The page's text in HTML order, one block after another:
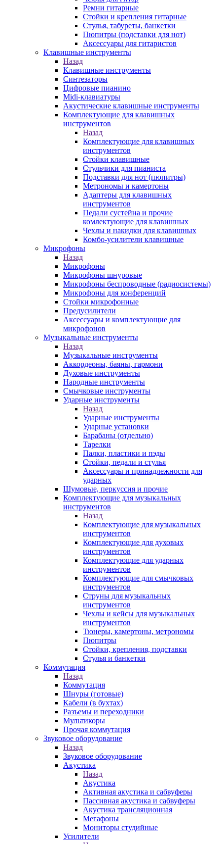
Ремни гитарные
Стойки и крепления гитарные
Стулья, табуреты, банкетки
Пюпитры (подставки для нот)
Аксессуары для гитаристов
Клавишные инструменты
Назад
Клавишные инструменты
Синтезаторы
Цифровые пианино
Midi-клавиатуры
Акустические клавишные инструменты
Комплектующие для клавишных
инструментов
Назад
Комплектующие для клавишных
инструментов
Стойки клавишные
Стульчики для пианиста
Подставки для нот (пюпитры)
Метрономы и камертоны
Адаптеры для клавишных
инструментов
Педали сустейна и прочие
комлектующие для клавишных
Чехлы и накидки для клавишных
Комбо-усилители клавишные
Микрофоны
Назад
Микрофоны
Микрофоны шнуровые
Микрофоны беспроводные (радиосистемы)
Микрофоны для конференций
Стойки микрофонные
Предусилители
Аксессуары и комплектующие для
микрофонов
Музыкальные инструменты
Назад
Музыкальные инструменты
Аккордеоны, баяны, гармони
Духовые инструменты
Народные инструменты
Смычковые инструменты
Ударные инструменты
Назад
Ударные инструменты
Ударные установки
Барабаны (отдельно)
Тарелки
Палки, пластики и пэды
Стойки, педали и стулья
Аксессуары и принадлежности для
ударных
Шумовые, перкуссия и прочие
Комплектующие для музыкальных
инструментов
Назад
Комплектующие для музыкальных
инструментов
Комплектующие для духовых
инструментов
Комплектующие для ударных
инструментов
Комплектующие для смычковых
инструментов
Струны для музыкальных
инструментов
Чехлы и кейсы для музыкальных
инструментов
Тюнеры, камертоны, метрономы
Пюпитры
Стойки, крепления, подставки
Стулья и банкетки
Коммутация
Назад
Коммутация
Шнуры (готовые)
Кабели (в бухтах)
Разъемы и переходники
Мультикоры
Прочая коммутация
Звуковое оборудование
Назад
Звуковое оборудование
Акустика
Назад
Акустика
Активная акустика и сабвуферы
Пассивная акустика и сабвуферы
Акустика трансляционная
Мегафоны
Мониторы студийные
Усилители